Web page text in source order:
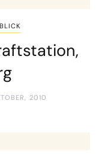
2010